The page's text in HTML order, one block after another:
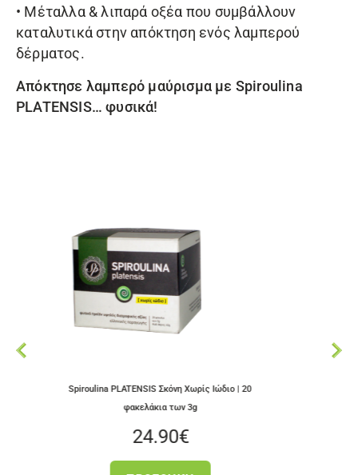
• Μέταλλα & λιπαρά οξέα που συμβάλλουν
καταλυτικά στην απόκτηση ενός λαμπερού
δέρματος.
Απόκτησε λαμπερό μαύρισμα με Spiroulina
PLATENSIS… φυσικά!
PLATENSIS Σκόνη Χωρίς Ιώδιο | 20